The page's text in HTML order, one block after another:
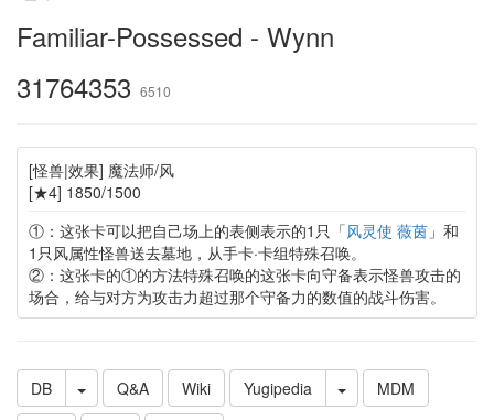
Familiar-Possessed - Wynn
31764353 6510
[怪兽|效果] 魔法师/风
[★4] 1850/1500
①：这张卡可以把自己场上的表侧表示的1只「风灵使 薇茵」和
1只风属性怪兽送去墓地，从手卡·卡组特殊召唤。
②：这张卡的①的方法特殊召唤的这张卡向守备表示怪兽攻击的
场合，给与对方为攻击力超过那个守备力的数值的战斗伤害。
DB Q&A Wiki Yugipedia
MDM